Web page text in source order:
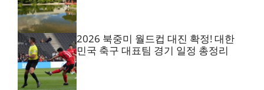
2026 북중미 월드컵 대진 확정! 대한
민국 축구 대표팀 경기 일정 총정리